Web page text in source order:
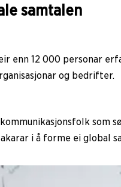
samtalen
enn 12 000 personar
og bedrifter.
som
i å forme ei global